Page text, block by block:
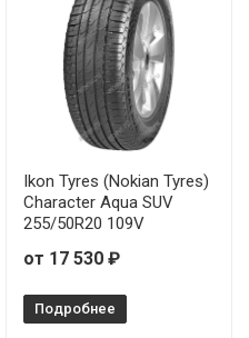
Ikon Tyres (Nokian Tyres)
Character Aqua SUV
255/50R20 109V
от 17 530 ₽
Подробнее